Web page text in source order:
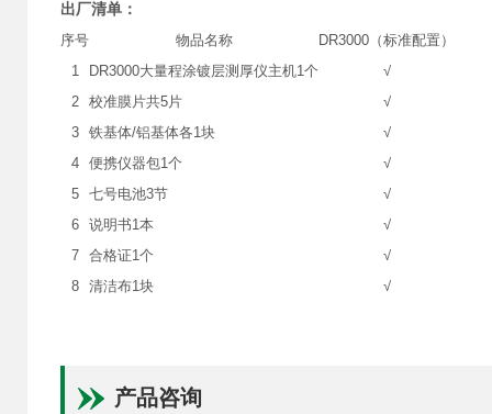
出厂清单：
序号
物品名称
DR3000（标准配置）
1
DR3000大量程涂镀层测厚仪主机1个
√
2
校准膜片共5片
√
3
铁基体/铝基体各1块
√
4
便携仪器包1个
√
5
七号电池3节
√
6
说明书1本
√
7
合格证1个
√
8
清洁布1块 √
产品咨询